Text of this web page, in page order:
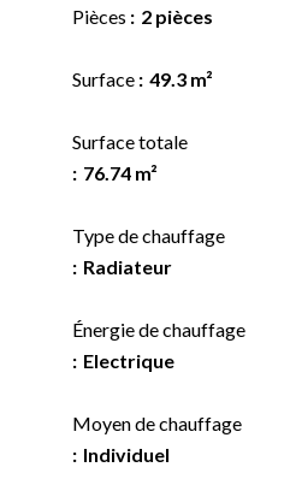
Pièces 2 pièces
Surface 49.3 m²
Surface totale
76.74 m²
Type de chauffage
Radiateur
Énergie de chauffage
Electrique
Moyen de chauffage
Individuel